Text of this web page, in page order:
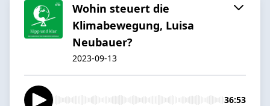
Wohin steuert die
Klimabewegung, Luisa
Neubauer?
2023-09-13
36:53